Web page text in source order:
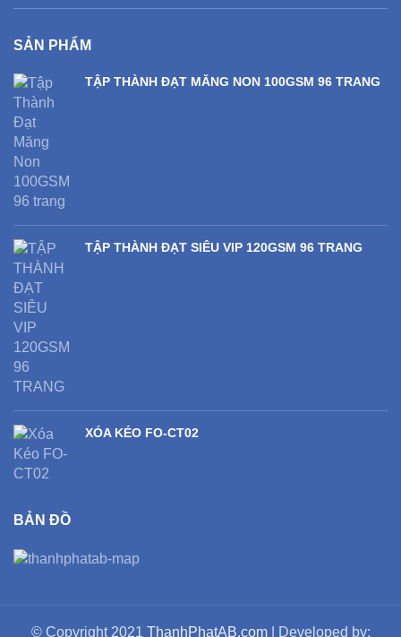
SẢN PHẨM
TẬP THÀNH ĐẠT MĂNG NON 100GSM 96 TRANG
TẬP THÀNH ĐẠT SIÊU VIP 120GSM 96 TRANG
XÓA KÉO FO-CT02
BẢN ĐỒ
© Copyright 2021 ThanhPhatAB.com| Developed by: